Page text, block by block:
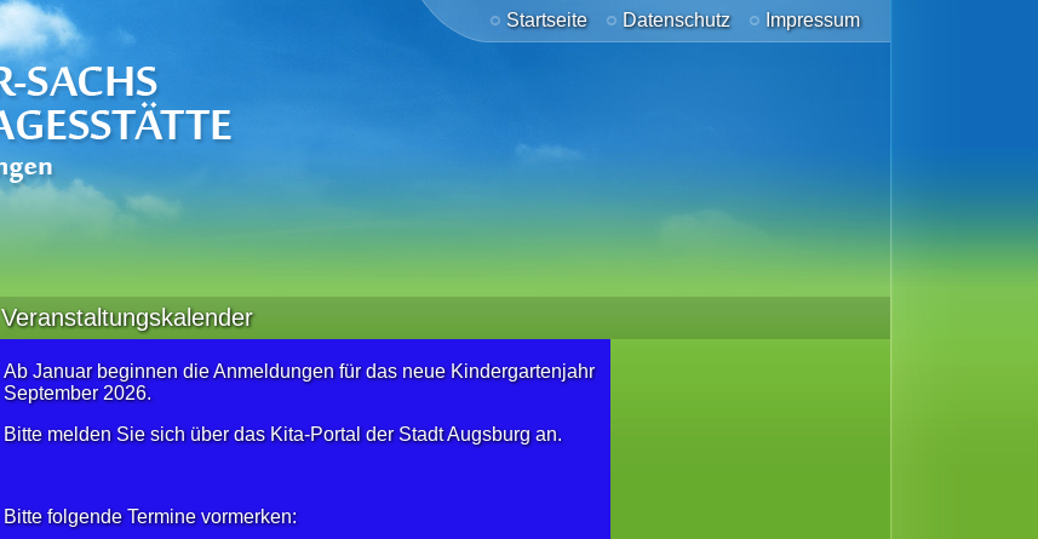
Startseite Datenschutz Impressum
Veranstaltungskalender
Ab Januar beginnen die Anmeldungen für das neue Kindergartenjahr
September 2026.
Bitte melden Sie sich über das Kita-Portal der Stadt Augsburg an.
Bitte folgende Termine vormerken: